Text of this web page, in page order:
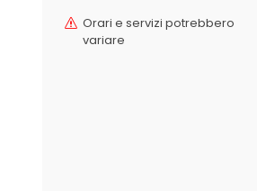
Orari e servizi potrebbero
variare